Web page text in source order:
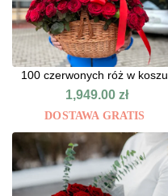
100 czerwonych róż w koszu
1,949.00zł
DOSTAWA GRATIS